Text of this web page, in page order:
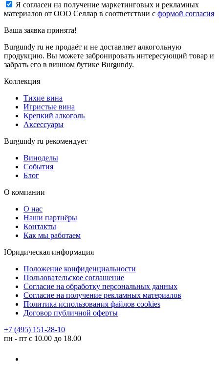
Я согласен на получение маркетинговых и рекламных
материалов от ООО Селлар в соответствии с формой согласия
Ваша заявка принята!
Burgundy ru не продаёт и не доставляет алкогольную
продукцию. Вы можете забронировать интересующий товар и
забрать его в винном бутике Burgundy.
Коллекция
Тихие вина
Игристые вина
Крепкий алкоголь
Аксессуары
Burgundy ru рекомендует
Виноделы
События
Блог
О компании
О нас
Наши партнёры
Контакты
Как мы работаем
Юридическая информация
Положение конфиденциальности
Пользовательское соглашение
Согласие на обработку персональных данных
Согласие на получение рекламных материалов
Политика использования файлов cookies
Договор публичной оферты
+7 (495) 151-28-10
пн - пт с 10.00 до 18.00